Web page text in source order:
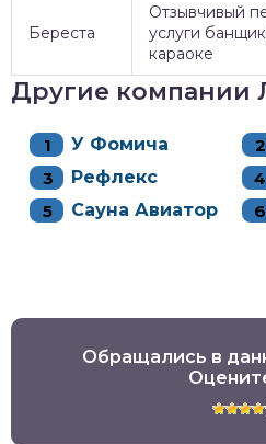
Береста
Отзывчивый
услуги
караоке
Другие компании
У Фомича
Рефлекс
Сауна Авиатор
Обращались в